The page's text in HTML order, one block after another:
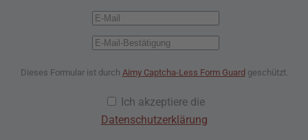
Dieses Formular ist durch Aimy Captcha-Less Form Guard geschützt.
Ich akzeptiere die
Datenschutzerklärung